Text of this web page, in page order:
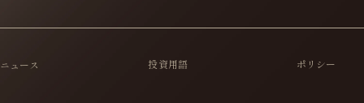
ニュース 投資用語 ポリシー